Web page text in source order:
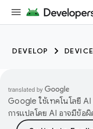
DEVELOP
Google ใช้เทคโนโลยี
การแปลโดย AI อาจมีข้อ